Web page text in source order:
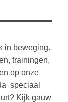
in beweging.
trainingen,
op onze
speciaal
Kijk gauw